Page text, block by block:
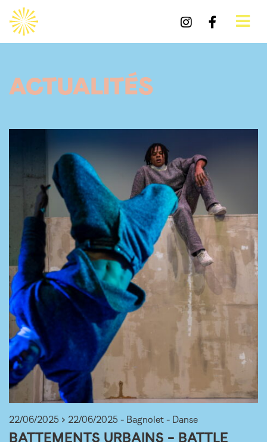
ACTUALITÉS
22/06/2025 > 22/06/2025 - Bagnolet - Danse
BATTEMENTS URBAINS – BATTLE